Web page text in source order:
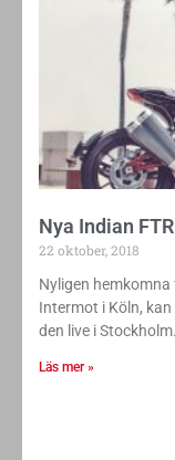
Nya Indian
22 oktober, 2018
Nyligen
Intermot i Köln,
den live i Stockholm.
Läs mer »